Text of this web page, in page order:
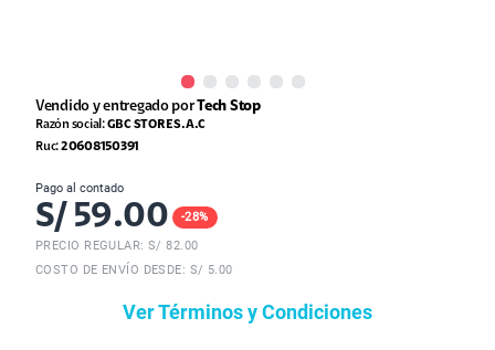
Vendido y entregado por Tech Stop
Razón social:GBC STORE S.A.C
Ruc:20608150391
Pago al contado
S/ 59.00 -28%
PRECIO REGULAR: S/82.00
COSTO DE ENVÍO DESDE: S/ 5.00
Ver Términos y Condiciones